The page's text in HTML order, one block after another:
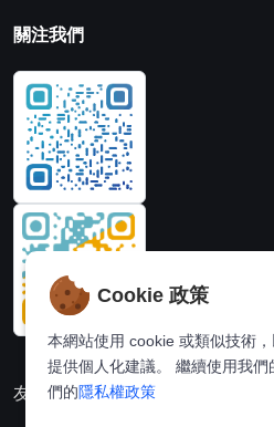
關注我們
友情連結：動漫派
Cookie 政策
本網站使用 cookie 或類似技術
提供個人化建議。 繼續使用我
們的隱私權政策